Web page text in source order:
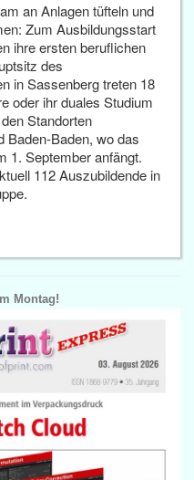
an Anlagen tüfteln und
Zum Ausbildungsstart
ihre ersten beruflichen
des
in Sassenberg treten 18
oder ihr duales Studium
Standorten
Baden-Baden, wo das
1. September anfängt.
112 Auszubildende in
Montag!